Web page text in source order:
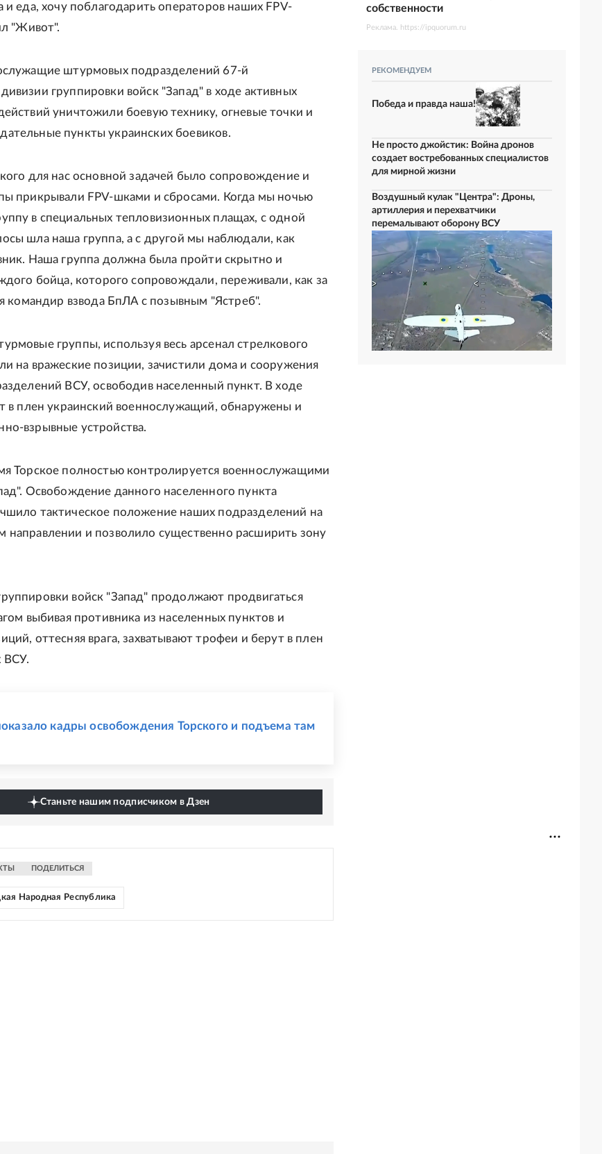
и еда, хочу поблагодарить операторов наших FPV-
"Живот".
штурмовых подразделений 67-й
группировки войск "Запад" в ходе активных
уничтожили боевую технику, огневые точки и
пункты украинских боевиков.
для нас основной задачей было сопровождение и
прикрывали FPV-шками и сбросами. Когда мы ночью
в специальных тепловизионных плащах, с одной
шла наша группа, а с другой мы наблюдали, как
Наша группа должна была пройти скрытно и
бойца, которого сопровождали, переживали, как за
командир взвода БпЛА с позывным "Ястреб".
группы, используя весь арсенал стрелкового
на вражеские позиции, зачистили дома и сооружения
ВСУ, освободив населенный пункт. В ходе
в плен украинский военнослужащий, обнаружены и
взрывные устройства.
Торское полностью контролируется военнослужащими
Освобождение данного населенного пункта
тактическое положение наших подразделений на
направлении и позволило существенно расширить зону
войск "Запад" продолжают продвигаться
выбивая противника из населенных пунктов и
оттесняя врага, захватывают трофеи и берут в плен
ВСУ.
кадры освобождения Торского и подъема там
Станьте нашим подписчиком в Дзен
ПОДЕЛИТЬСЯ
Народная Республика
собственности
Реклама. https://ipquorum.ru
РЕКОМЕНДУЕМ
Победа и правда наша!
Не просто джойстик: Война дронов
создает востребованных специалистов
для мирной жизни
Воздушный кулак "Центра": Дроны,
артиллерия и перехватчики
перемалывают оборону ВСУ